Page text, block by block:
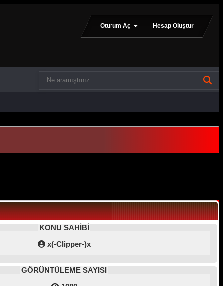
Oturum Aç Hesap Oluştur
KONU SAHİBİ
x(-Clipper-)x
GÖRÜNTÜLEME SAYISI